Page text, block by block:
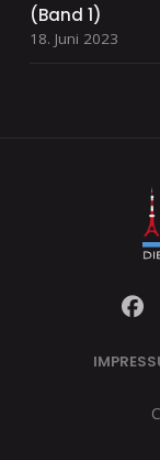
(Band 1)
18. Juni 2023